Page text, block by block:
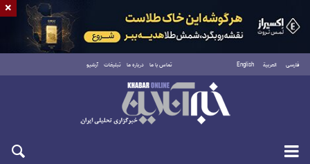
فارسی العربية English تماس با ما درباره ما تبلیغات آرشیو
جمعه ۱۶ مرداد ۱۴۰۵
×